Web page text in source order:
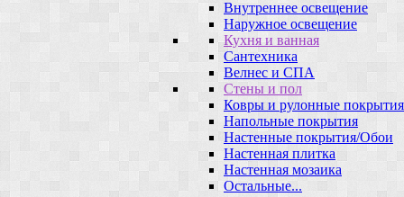
Внутреннее освещение
Наружное освещение
Кухня и ванная
Сантехника
Велнес и СПА
Стены и пол
Ковры и рулонные покрытия
Напольные покрытия
Настенные покрытия/Обои
Настенная плитка
Настенная мозаика
Остальные...